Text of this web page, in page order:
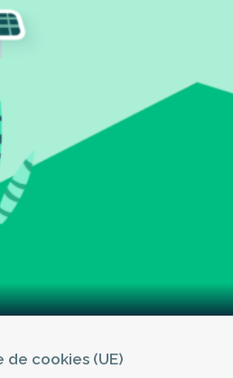
de cookies (UE)